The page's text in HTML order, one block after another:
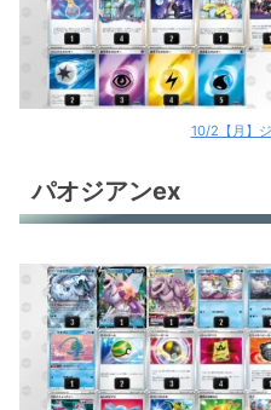
10/2【月】
パオジアンex